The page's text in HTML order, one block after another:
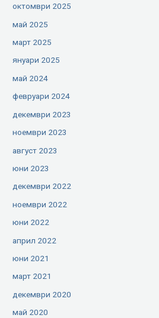
октомври 2025
май 2025
март 2025
януари 2025
май 2024
февруари 2024
декември 2023
ноември 2023
август 2023
юни 2023
декември 2022
ноември 2022
юни 2022
април 2022
юни 2021
март 2021
декември 2020
май 2020